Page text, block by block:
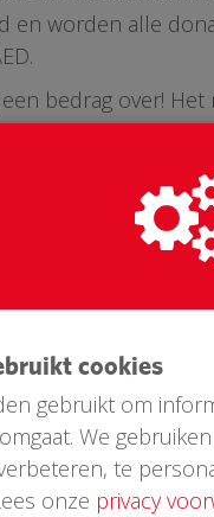
en worden alle
bedrag over!
klein bedrag stort,
cookies
gebruikt om
We
te
onze privacy